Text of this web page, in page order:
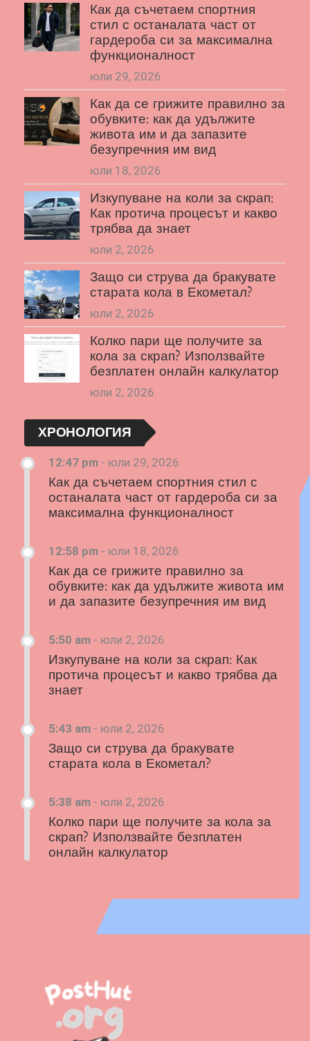
Как да съчетаем спортния
стил с останалата част от
гардероба си за максимална
функционалност
юли 29, 2026
Как да се грижите правилно за
обувките: как да удължите
живота им и да запазите
безупречния им вид
юли 18, 2026
Изкупуване на коли за скрап:
Как протича процесът и какво
трябва да знает
юли 2, 2026
Защо си струва да бракувате
старата кола в Екометал?
юли 2, 2026
Колко пари ще получите за
кола за скрап? Използвайте
безплатен онлайн калкулатор
юли 2, 2026
ХРОНОЛОГИЯ
12:47 pm - юли 29, 2026
Как да съчетаем спортния стил с
останалата част от гардероба си за
максимална функционалност
12:58 pm - юли 18, 2026
Как да се грижите правилно за
обувките: как да удължите живота им
и да запазите безупречния им вид
5:50 am - юли 2, 2026
Изкупуване на коли за скрап: Как
протича процесът и какво трябва да
знает
5:43 am - юли 2, 2026
Защо си струва да бракувате
старата кола в Екометал?
5:38 am - юли 2, 2026
Колко пари ще получите за кола за
скрап? Използвайте безплатен
онлайн калкулатор